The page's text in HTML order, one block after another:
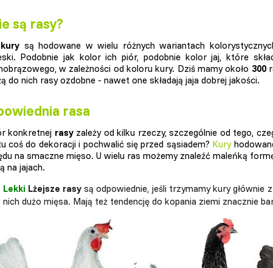
są rasy?
kury są hodowane w wielu różnych wariantach
Podobnie jak kolor ich piór, podobnie kolor jaj, które
w zależności od koloru kury. Dziś mamy około 300
do nich rasy ozdobne - nawet one składają jaja dobrej jakości.
rasa
konkretnej rasyzależy od kilku rzeczy, szczególnie od tego,
coś do dekoracji i pochwalić się przed sąsiadem? Kury
na smaczne mięso. U wielu ras możemy znaleźć maleńką
na jajach.
Lekki Lżejsze rasysą odpowiednie, jeśli trzymamy kury głównie
nich dużo mięsa. Mają też tendencję do kopania ziemi znacznie